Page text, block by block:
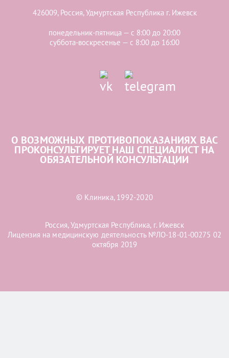
426009, Россия, Удмуртская Республика г. Ижевск
понедельник-пятница — с 8:00 до 20:00
суббота-воскресенье — с 8:00 до 16:00
О ВОЗМОЖНЫХ ПРОТИВОПОКАЗАНИЯХ ВАС
ПРОКОНСУЛЬТИРУЕТ НАШ СПЕЦИАЛИСТ НА
ОБЯЗАТЕЛЬНОЙ КОНСУЛЬТАЦИИ
© Клиника, 1992-2020
Россия, Удмуртская Республика, г. Ижевск
Лицензия на медицинскую деятельность №ЛО-18-01-00275 02
октября 2019